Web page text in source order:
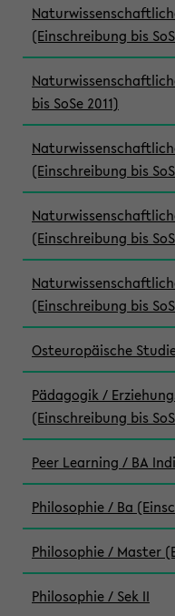
(Einschreibung bis
bis SoSe 2011)
(Einschreibung bis
(Einschreibung bis
(Einschreibung bis
Osteuropäische
Pädagogik /
(Einschreibung bis
Peer Learning / BA
Philosophie / Ba
Philosophie / Master
Philosophie / Sek II